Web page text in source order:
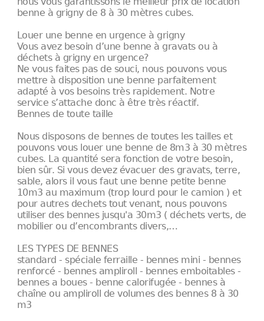
benne à grigny de 8 à 30 mètres cubes.
Louer une benne en urgence à grigny
Vous avez besoin d’une benne à gravats ou à
déchets à grigny en urgence?
Ne vous faites pas de souci, nous pouvons vous
mettre à disposition une benne parfaitement
adapté à vos besoins très rapidement. Notre
service s’attache donc à être très réactif.
Bennes de toute taille
Nous disposons de bennes de toutes les tailles et
pouvons vous louer une benne de 8m3 à 30 mètres
cubes. La quantité sera fonction de votre besoin,
bien sûr. Si vous devez évacuer des gravats, terre,
sable, alors il vous faut une benne petite benne
10m3 au maximum (trop lourd pour le camion ) et
pour autres dechets tout venant, nous pouvons
utiliser des bennes jusqu'a 30m3 ( déchets verts, de
mobilier ou d’encombrants divers,…
LES TYPES DE BENNES
standard - spéciale ferraille - bennes mini - bennes
renforcé - bennes ampliroll - bennes emboitables -
bennes a boues - benne calorifugée - bennes à
chaîne ou ampliroll de volumes des bennes 8 à 30
m3